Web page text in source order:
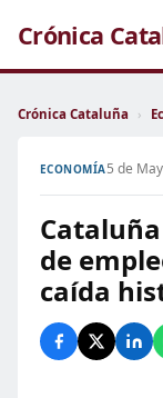
Crónica
Crónica Cataluña ›
ECONOMÍA5 de
de
caída